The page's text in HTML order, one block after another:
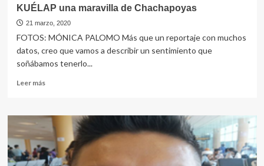
KUÉLAP una maravilla de Chachapoyas
21 marzo, 2020
FOTOS: MÓNICA PALOMO Más que un reportaje con muchos
datos, creo que vamos a describir un sentimiento que
soñábamos tenerlo...
Leer másLeer
KUÉLAP
una
maravilla
de
Chachapoyas